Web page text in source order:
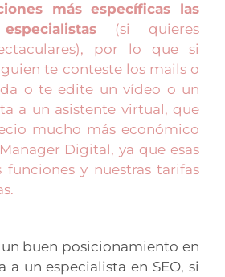
más específicas las
(si quieres
por lo que si
te conteste los mails o
o te edite un vídeo o un
a un asistente virtual, que
mucho más económico
Digital, ya que esas
funciones y nuestras tarifas
buen posicionamiento en
a un especialista en SEO, si